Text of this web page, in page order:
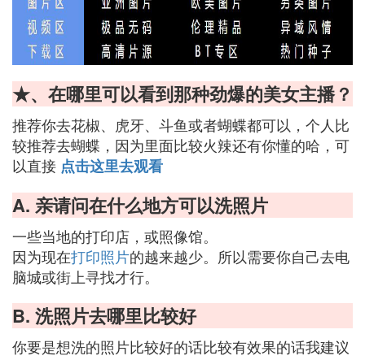
★、在哪里可以看到那种劲爆的美女主播？
推荐你去花椒、虎牙、斗鱼或者蝴蝶都可以，个人比
较推荐去蝴蝶，因为里面比较火辣还有你懂的哈，可
以直接 点击这里去观看
A. 亲请问在什么地方可以洗照片
一些当地的打印店，或照像馆。
因为现在打印照片的越来越少。所以需要你自己去电
脑城或街上寻找才行。
B. 洗照片去哪里比较好
你要是想洗的照片比较好的话比较有效果的话我建议